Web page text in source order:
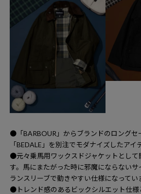
●「BARBOUR」からブランドのロングセ
「BEDALE」を別注でモダナイズしたアイ
●元々乗馬用ワックスドジャケットとして
す。馬にまたがった時に邪魔にならない
ランスリーブで動きやすい仕様になってい
●トレンド感のあるビックシルエット仕様